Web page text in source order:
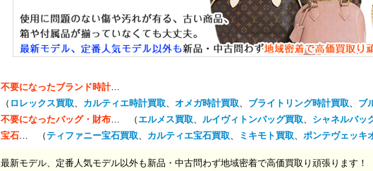
不要になったブランド時計…
（ ロレックス買取、 カルティエ時計買取、 オメガ時計買取、 ブライトリング時計買取、 ブ
不要になったバッグ・財布… （ エルメス買取、 ルイヴィトンバッグ買取、 シャネルバッ
宝石… （ティファニー宝石買取、 カルティエ宝石買取、 ミキモト買取、 ポンテヴェッキ
最新モデル、定番人気モデル以外も新品・中古問わず地域密着で高価買取り頑張ります！